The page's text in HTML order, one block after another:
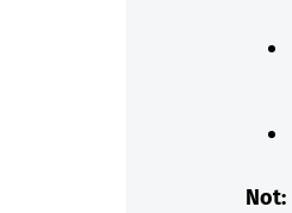
Not: